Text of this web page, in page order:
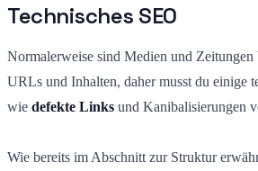
Technisches SEO
Normalerweise sind Medien und Zeitungen
URLs und Inhalten, daher musst du einige
wie defekte Links und Kanibalisierungen
Wie bereits im Abschnitt zur Struktur